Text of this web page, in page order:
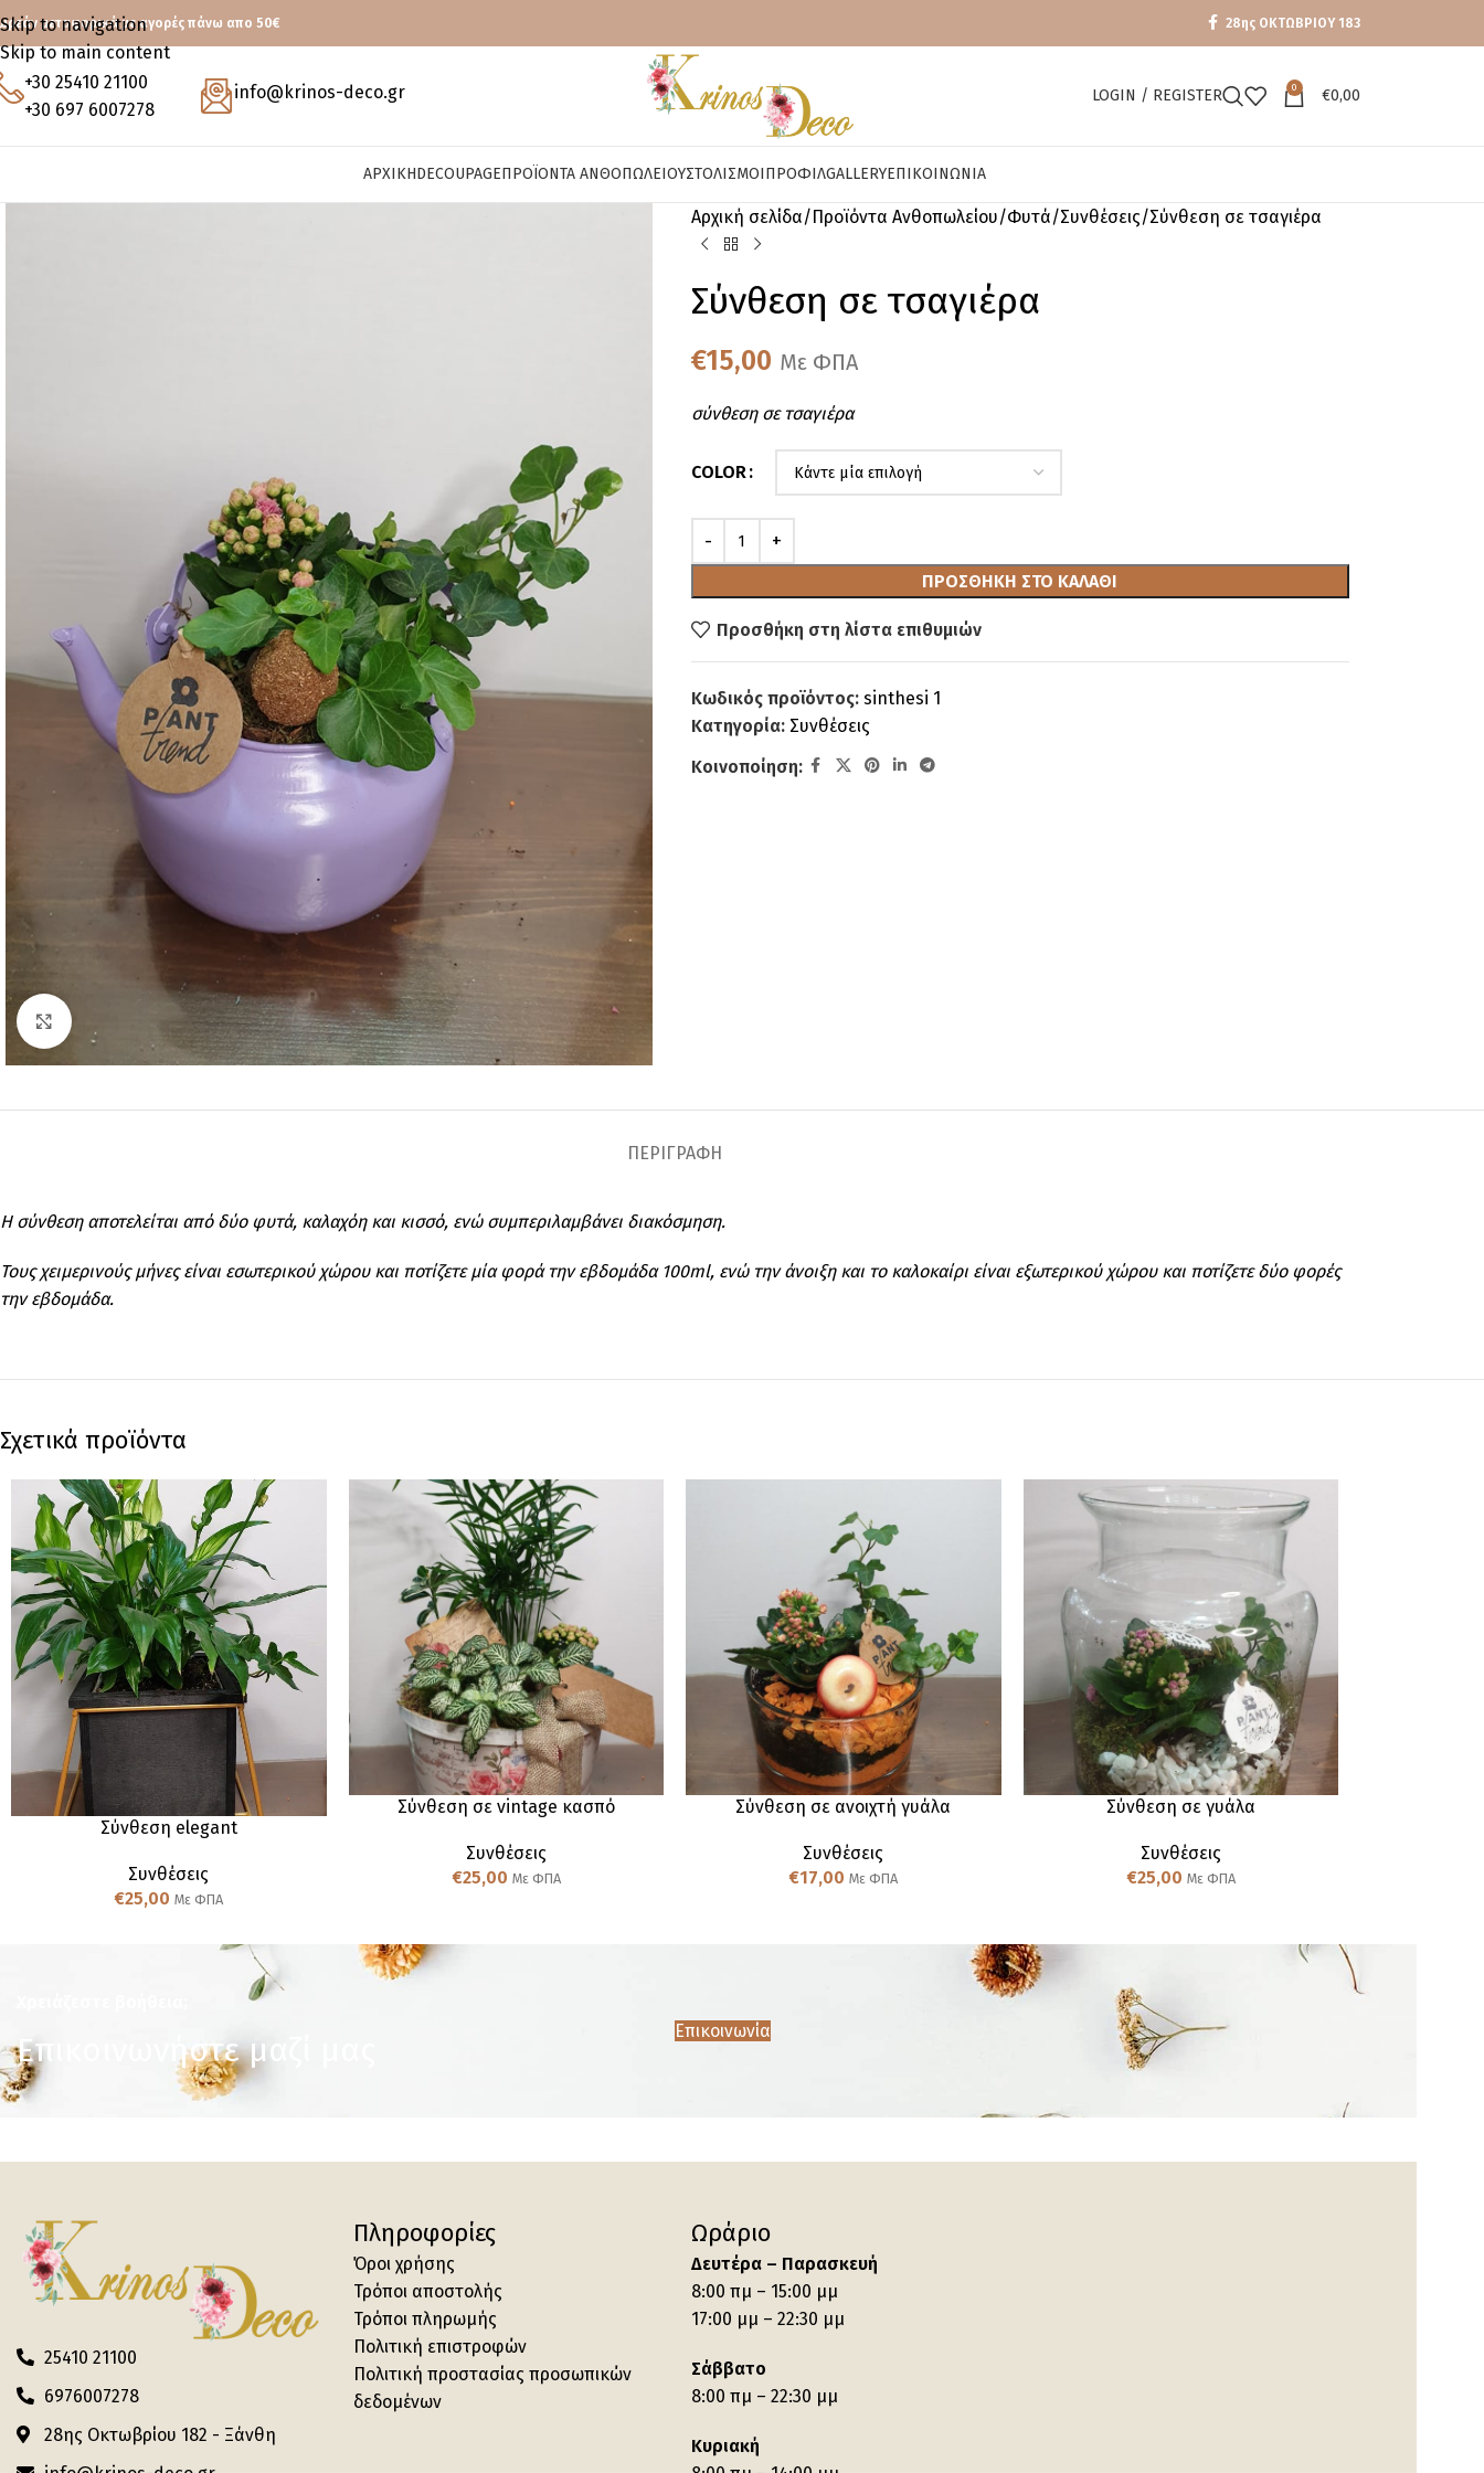
Skip to navigation
Skip to main content
μεταφορικά με αγορές πάνω απο 50€ 28ης ΟΚΤΩΒΡΙΟΥ 183
+30 25410 21100
+30 697 6007278
info@krinos-deco.gr LOGIN / REGISTER 0 €0,00
ΑΡΧΙΚΉDECOUPAGEΠΡΟΪΌΝΤΑ ΑΝΘΟΠΩΛΕΊΟΥΣΤΟΛΙΣΜΟΊΠΡΟΦΊΛGALLERYΕΠΙΚΟΙΝΩΝΊΑ
Αρχική σελίδα Προϊόντα Ανθοπωλείου Φυτά Συνθέσεις Σύνθεση σε τσαγιέρα
Σύνθεση σε τσαγιέρα
€15,00 Με ΦΠΑ
σύνθεση σε τσαγιέρα
COLOR
ΠΡΟΣΘΉΚΗ ΣΤΟ ΚΑΛΆΘΙ
Προσθήκη στη λίστα επιθυμιών
Κωδικός προϊόντος: sinthesi 1
Κατηγορία: Συνθέσεις
Κοινοποίηση:
ΠΕΡΙΓΡΑΦΉ
Η σύνθεση αποτελείται από δύο φυτά, καλαχόη και κισσό, ενώ συμπεριλαμβάνει διακόσμηση.
Τους χειμερινούς μήνες είναι εσωτερικού χώρου και ποτίζετε μία φορά την εβδομάδα 100ml, ενώ την άνοιξη και το καλοκαίρι είναι εξωτερικού χώρου και ποτίζετε δύο φορές
την εβδομάδα.
Σχετικά προϊόντα
Σύνθεση elegant
Συνθέσεις
€25,00 Με ΦΠΑ
Σύνθεση σε vintage κασπό
Συνθέσεις
€25,00 Με ΦΠΑ
Σύνθεση σε ανοιχτή γυάλα
Συνθέσεις
€17,00 Με ΦΠΑ
Σύνθεση σε γυάλα
Συνθέσεις
€25,00 Με ΦΠΑ
Επικοινωνήστε μαζί μας Επικοινωνία
25410 21100
6976007278
28ης Οκτωβρίου 182 - Ξάνθη
Πληροφορίες
Όροι χρήσης
Τρόποι αποστολής
Τρόποι πληρωμής
Πολιτική επιστροφών
Πολιτική προστασίας προσωπικών
δεδομένων
Ωράριο
Δευτέρα – Παρασκευή
8:00 πμ – 15:00 μμ
17:00 μμ – 22:30 μμ
Σάββατο
8:00 πμ – 22:30 μμ
Κυριακή